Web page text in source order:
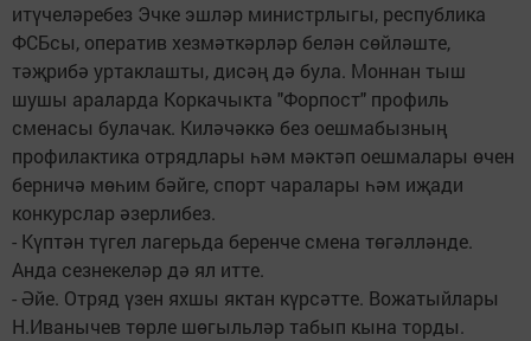
итүчеләребез Эчке эшләр министрлыгы, республика
ФСБсы, оператив хезмәткәрләр белән сөйләште,
тәҗрибә уртаклашты, дисәң дә була. Моннан тыш
шушы араларда Коркачыкта "Форпост" профиль
сменасы булачак. Киләчәккә без оешмабызның
профилактика отрядлары һәм мәктәп оешмалары өчен
берничә мөһим бәйге, спорт чаралары һәм иҗади
конкурслар әзерлибез.
- Күптән түгел лагерьда беренче смена төгәлләнде.
Анда сезнекеләр дә ял итте.
- Әйе. Отряд үзен яхшы яктан күрсәтте. Вожатыйлары
Н.Иванычев төрле шөгыльләр табып кына торды.